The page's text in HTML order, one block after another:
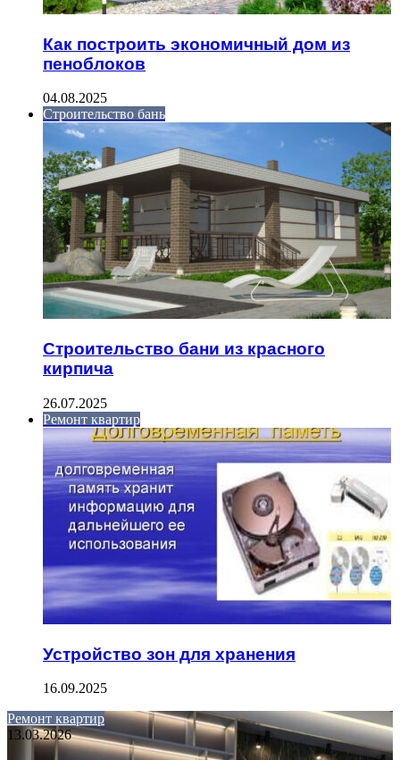
Как построить экономичный дом из
пеноблоков
04.08.2025
Строительство бань
Строительство бани из красного
кирпича
26.07.2025
Ремонт квартир
Устройство зон для хранения
16.09.2025
Ремонт квартир
13.03.2026